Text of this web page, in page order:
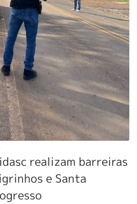
realizam barreiras
e Santa